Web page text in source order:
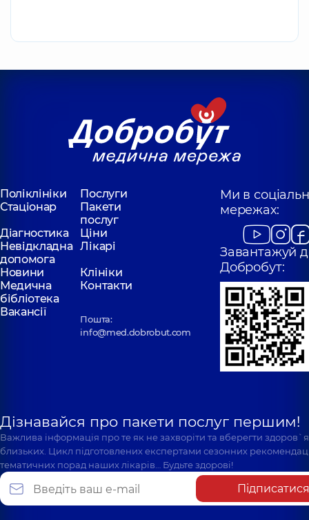
Поліклініки
Послуги
Стаціонар
Пакети
послуг
Діагностика
Ціни
Невідкладна
допомога
Лікарі
Новини
Клініки
Медична
бібліотека
Контакти
Вакансії
Пошта:
info@med.dobrobut.com
Ми в
мережах:
Завантажуй
Добробут:
Дізнавайся про пакети послуг першим!
Важлива інформація про те як не захворіти та вберегти
близьких. Цикл підготовлених експертами сезонних
тематичних порад наших лікарів… Будьте здорові!
Підписатися